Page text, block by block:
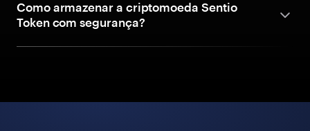
Como armazenar a criptomoeda Sentio
Token com segurança?